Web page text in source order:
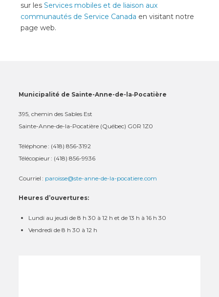
sur les Services mobiles et de liaison aux
communautés de Service Canada en visitant notre
page web.
Municipalité de Sainte-Anne-de-la‑Pocatière
395, chemin des Sables Est
Sainte-Anne-de-la-Pocatière (Québec) G0R 1Z0
Téléphone : (418) 856-3192
Télécopieur : (418) 856-9936
Courriel : paroisse@ste-anne-de-la-pocatiere.com
Heures d’ouvertures:
Lundi au jeudi de 8 h 30 à 12 h et de 13 h à 16 h 30
Vendredi de 8 h 30 à 12 h